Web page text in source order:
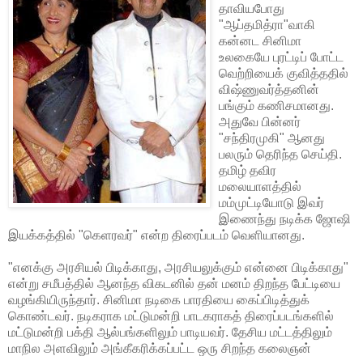
தாவியபோது
"ஆப்தமித்ரா"வாகி
கன்னட சினிமா
உலகையே புரட்டிப் போட்ட
வெற்றியைக் குவித்ததில்
விஷ்ணுவர்த்தனின்
பங்கும் கணிசமானது.
அதுவே பின்னர்
"சந்திரமுகி" ஆனது
பலரும் தெரிந்த செய்தி.
தமிழ் தவிர
மலையாளத்தில்
மம்முட்டியோடு இவர்
இணைந்து நடிக்க ஜோஷி
இயக்கத்தில் "கெளரவர்" என்ற திரைப்படம் வெளியானது.
"எனக்கு அரசியல் பிடிக்காது, அரசியலுக்கும் என்னை பிடிக்காது"
என்று சமீபத்தில் ஆனந்த விகடனில் தன் மனம் திறந்த பேட்டியை
வழங்கியிருந்தார். சினிமா நடிகை பாரதியை கைப்பிடித்துக்
கொண்டவர். நடிகராக மட்டுமன்றி பாடகராகத் திரைப்படங்களில்
மட்டுமன்றி பக்தி ஆல்பங்களிலும் பாடியவர். தேசிய மட்டத்திலும்
மாநில அளவிலும் அங்கீகரிக்கப்பட்ட ஒரு சிறந்த கலைஞன்